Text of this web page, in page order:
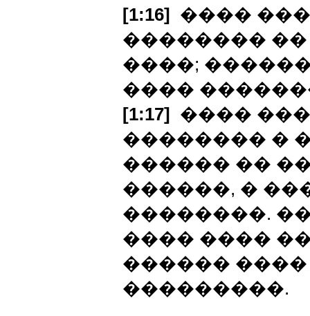
[1:16] ����
��������
����;
����
[1:17] ����
�������� �
������ ��
������, �
��������.
���� ����
������
���������.